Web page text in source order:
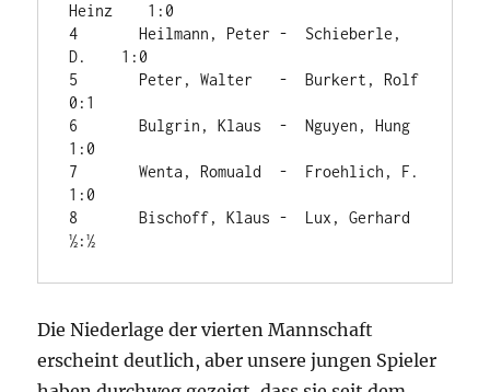
Heinz    1:0
4	Heilmann, Peter	-  Schieberle,
D.    1:0
5	Peter, Walter	-  Burkert, Rolf
0:1
6	Bulgrin, Klaus	-  Nguyen, Hung
1:0
7	Wenta, Romuald	-  Froehlich, F.
1:0
8	Bischoff, Klaus	-  Lux, Gerhard
½:½
Die Niederlage der vierten Mannschaft
erscheint deutlich, aber unsere jungen Spieler